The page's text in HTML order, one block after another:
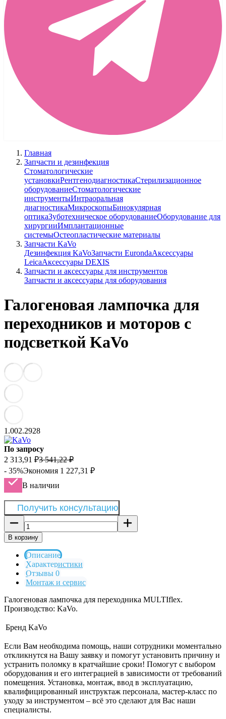
Главная
Запчасти и дезинфекция
Стоматологические
установкиРентгенодиагностикаСтерилизационное
оборудованиеСтоматологические
инструментыИнтраоральная
диагностикаМикроскопыБинокулярная
оптикаЗуботехническое оборудованиеОборудование для
хирургииИмплантационные
системыОстеопластические материалы
Запчасти KaVo
Дезинфекция KaVoЗапчасти EurondaАксессуары
LeicaАксессуары DEXIS
Запчасти и аксессуары для инструментов
Запчасти и аксессуары для оборудования
Галогеновая лампочка для
переходников и моторов с
подсветкой KaVo
1.002.2928
По запросу
2 313,91 ₽3 541,22 ₽
- 35%Экономия 1 227,31 ₽
В наличии
Получить консультацию
В корзину
Описание
Характеристики
Отзывы 0
Монтаж и сервис
Галогеновая лампочка для переходника MULTIflex.
Производство: KaVo.
Бренд KaVo
Если Вам необходима помощь, наши сотрудники моментально
откликнутся на Вашу заявку и помогут установить причину и
устранить поломку в кратчайшие сроки! Помогут с выбором
оборудования и его интеграцией в зависимости от требований
помещения. Установка, монтаж, ввод в эксплуатацию,
квалифицированный инструктаж персонала, мастер-класс по
уходу за инструментом – всё это сделают для Вас наши
специалисты.